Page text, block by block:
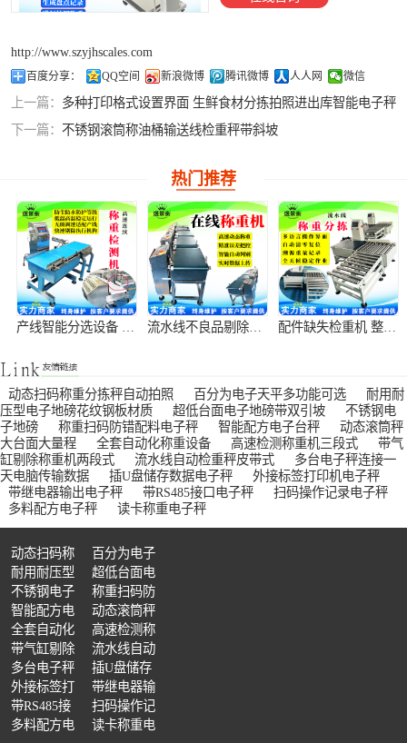
http://www.szyjhscales.com
百度分享： QQ空间 新浪微博 腾讯微博 人人网 微信
上一篇： 多种打印格式设置界面 生鲜食材分拣拍照进出库智能电子秤
下一篇： 不锈钢滚筒称油桶输送线检重秤带斜坡
热门推荐
包装多装漏装检测机 成品缺量复检设备 流水线成品复检设备 在线动态品控秤
生产台账统计检重机 工控对接称重检测仪
全自动分类检重设备 在线隔离分拣秤
动态扫码称重分拣秤自动拍照 百分为电子天平多功能可选
耐用耐
压型电子地磅花纹钢板材质
超低台面电子地磅带双引坡
不锈钢电
子地磅
称重扫码防错配料电子秤 智能配方电子台秤
动态滚筒秤
大台面大量程
全套自动化称重设备 高速检测称重机三段式
带气
缸剔除称重机两段式
流水线自动检重秤皮带式
多台电子秤连接一
天电脑传输数据
插U盘储存数据电子秤
外接标签打印机电子秤
带继电器输出电子秤
带RS485接口电子秤
扫码操作记录电子秤
多料配方电子秤
读卡称重电子秤
动态扫码称
重分拣秤自
动拍照
百分为电子
天平多功能
可选
耐用耐压型
电子地磅花
纹钢板材质
超低台面电
子地磅带双
引坡
不锈钢电子
地磅
称重扫码防
错配料电子
秤
智能配方电
子台秤
动态滚筒秤
大台面大量
程
全套自动化
称重设备
高速检测称
重机三段式
带气缸剔除
称重机两段
式
流水线自动
检重秤皮带
式
多台电子秤
连接一天电
脑传输数据
插U盘储存
数据电子秤
外接标签打
印机电子秤
带继电器输
出电子秤
带RS485接
口电子秤
扫码操作记
录电子秤
多料配方电
读卡称重电
AI智能收货电子
秤
食品金属检测称
重一体机
智能电子天平
电子地磅
YJH-300M称重
模块
电子吊秤